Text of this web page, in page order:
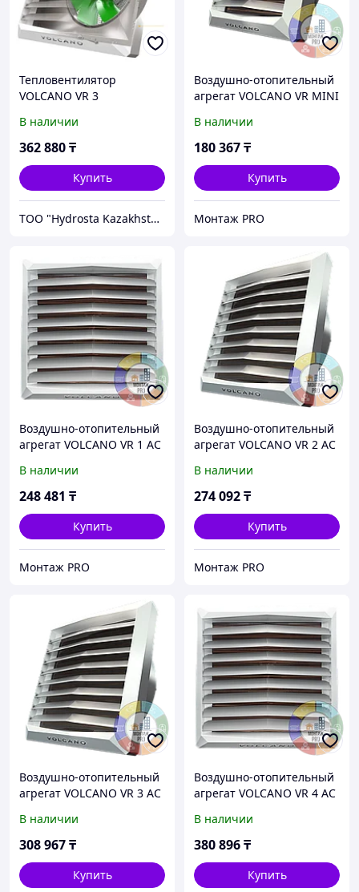
Тепловентилятор
VOLCANO VR 3
В наличии
362 880₸
Купить
TOO "Hydrosta Kazakhstan"
Воздушно-отопительный
агрегат VOLCANO VR MINI
В наличии
180 367₸
Купить
Монтаж PRO
Воздушно-отопительный
агрегат VOLCANO VR 1 AC
В наличии
248 481 ₸
Купить
Монтаж PRO
Воздушно-отопительный
агрегат VOLCANO VR 2 AC
В наличии
274 092₸
Купить
Монтаж PRO
Воздушно-отопительный
агрегат VOLCANO VR 3 AC
В наличии
308 967₸
Купить
Воздушно-отопительный
агрегат VOLCANO VR 4 AC
В наличии
380 896₸
Купить